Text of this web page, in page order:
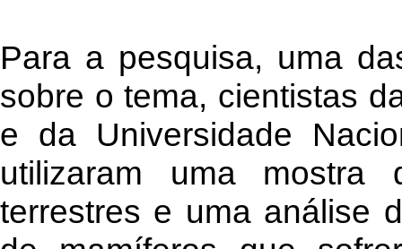
Para a pesquisa, uma
sobre o tema, cientistas
e da Universidade
utilizaram uma mostra
terrestres e uma análise